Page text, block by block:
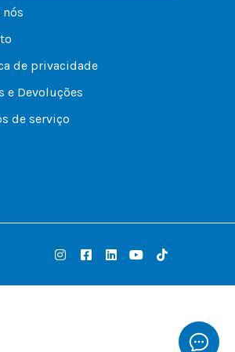
nós
de privacidade
e Devoluções
de serviço